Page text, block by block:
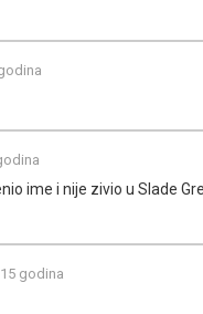
ime i nije zivio u Slade
godina